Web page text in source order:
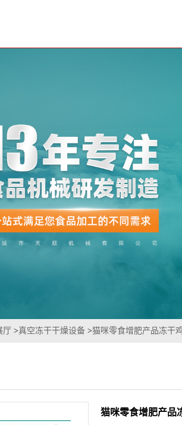
厅 >真空冻干干燥设备 >猫咪零食增肥产品冻干
猫咪零食增肥产品